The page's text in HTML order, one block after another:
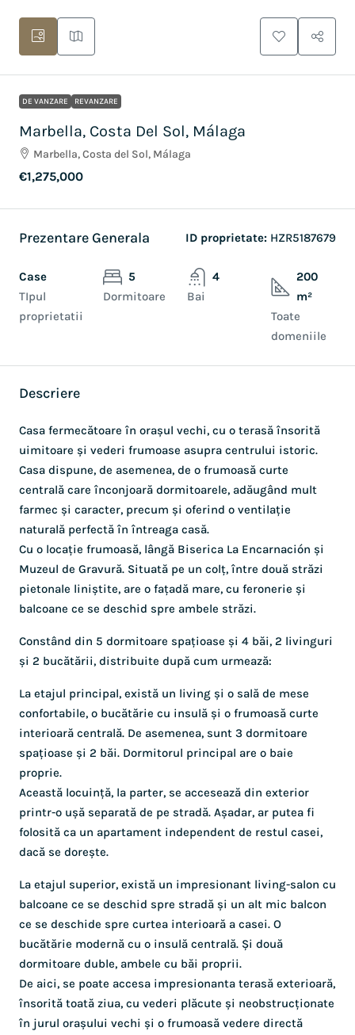
DE VANZARE REVANZARE
Marbella, Costa Del Sol, Málaga
Marbella, Costa del Sol, Málaga
€1,275,000
Prezentare Generala ID proprietate: HZR5187679
Case
TIpul
proprietatii
5
Dormitoare
4
Bai
200
m²
Toate
domeniile
Descriere
Casa fermecătoare în orașul vechi, cu o terasă însorită
uimitoare și vederi frumoase asupra centrului istoric.
Casa dispune, de asemenea, de o frumoasă curte
centrală care înconjoară dormitoarele, adăugând mult
farmec și caracter, precum și oferind o ventilație
naturală perfectă în întreaga casă.
Cu o locație frumoasă, lângă Biserica La Encarnación și
Muzeul de Gravură. Situată pe un colț, între două străzi
pietonale liniștite, are o fațadă mare, cu feronerie și
balcoane ce se deschid spre ambele străzi.
Constând din 5 dormitoare spațioase și 4 băi, 2 livinguri
și 2 bucătării, distribuite după cum urmează:
La etajul principal, există un living și o sală de mese
confortabile, o bucătărie cu insulă și o frumoasă curte
interioară centrală. De asemenea, sunt 3 dormitoare
spațioase și 2 băi. Dormitorul principal are o baie
proprie.
Această locuință, la parter, se accesează din exterior
printr-o ușă separată de pe stradă. Așadar, ar putea fi
folosită ca un apartament independent de restul casei,
dacă se dorește.
La etajul superior, există un impresionant living-salon cu
balcoane ce se deschid spre stradă și un alt mic balcon
ce se deschide spre curtea interioară a casei. O
bucătărie modernă cu o insulă centrală. Și două
dormitoare duble, ambele cu băi proprii.
De aici, se poate accesa impresionanta terasă exterioară,
însorită toată ziua, cu vederi plăcute și neobstrucționate
în jurul orașului vechi și o frumoasă vedere directă